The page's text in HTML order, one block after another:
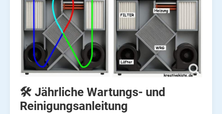
🛠️ Jährliche Wartungs- und
Reinigungsanleitung